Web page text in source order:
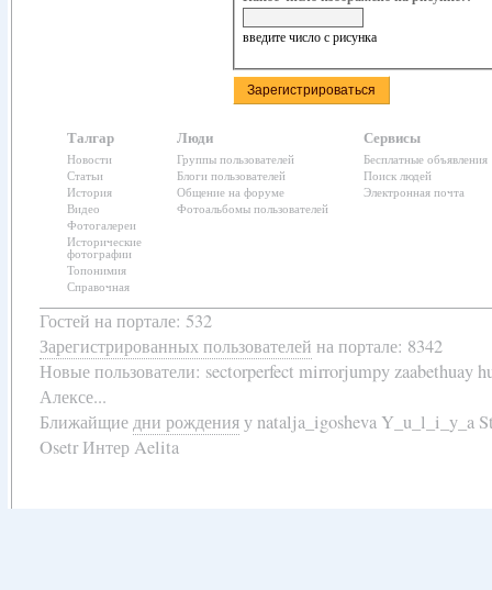
введите число с рисунка
Талгар
Новости
Статьи
История
Видео
Фотогалереи
Исторические
фотографии
Топонимия
Справочная
Люди
Группы пользователей
Блоги пользователей
Общение на форуме
Фотоальбомы пользователей
Сервисы
Бесплатные объявления
Поиск людей
Электронная почта
Гостей на портале: 532
Зарегистрированных пользователей на портале: 8342
Новые пользователи: sectorperfect mirrorjumpy zaabethuay
Алексе...
Ближайщиедни рожденияу natalja_igosheva Y_u_l_i_y_a
Osetr Интер Aelita